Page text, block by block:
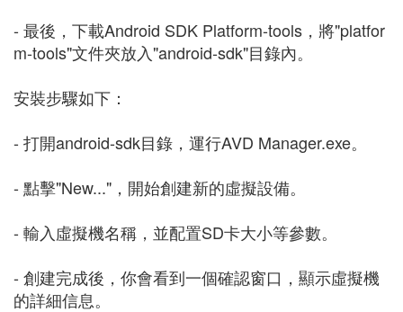
- 最後，下載Android SDK Platform-tools，將"platfor
m-tools"文件夾放入"android-sdk"目錄內。
安裝步驟如下：
- 打開android-sdk目錄，運行AVD Manager.exe。
- 點擊"New..."，開始創建新的虛擬設備。
- 輸入虛擬機名稱，並配置SD卡大小等參數。
- 創建完成後，你會看到一個確認窗口，顯示虛擬機
的詳細信息。